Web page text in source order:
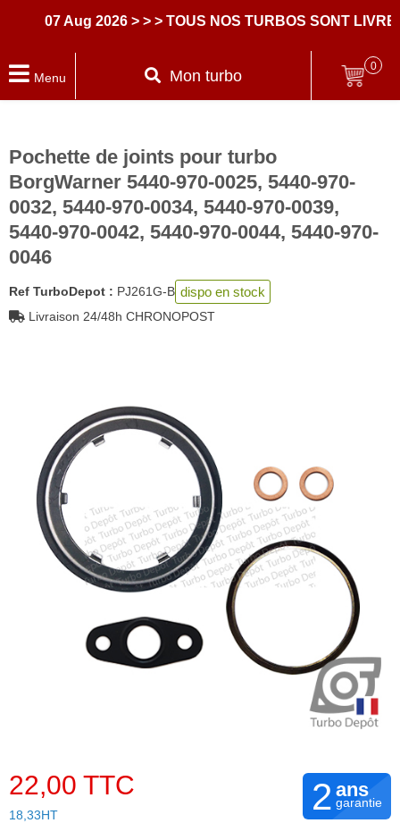
07 Aug 2026 > > > TOUS NOS TURBOS SONT LIVRES
Menu Mon turbo
0
Pochette de joints pour turbo
BorgWarner 5440-970-0025, 5440-970-
0032, 5440-970-0034, 5440-970-0039,
5440-970-0042, 5440-970-0044, 5440-970-
0046
Ref TurboDepot : PJ261G-B dispo en stock
Livraison 24/48h CHRONOPOST
22,00 TTC
18,33HT 2 ans
garantie